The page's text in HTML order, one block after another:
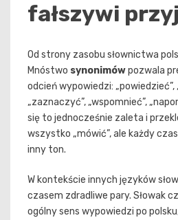
fałszywi
Od strony zasobu słownictwa
Mnóstwo synonimówpozwala
odcień wypowiedzi: „powiedzieć”,
„zaznaczyć”, „wspomnieć”,
się to jednocześnie zaleta i
wszystko „mówić”, ale każdy
inny ton.
W kontekście innych języków
czasem zdradliwe pary. Słowak
ogólny sens wypowiedzi po